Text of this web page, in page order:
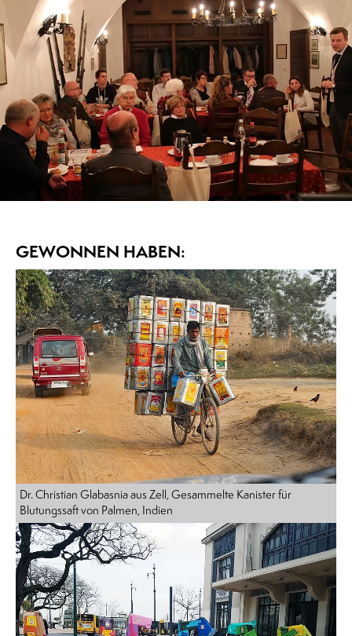
GEWONNEN HABEN:
Dr. Christian Glabasnia aus Zell, Gesammelte Kanister für
Blutungssaft von Palmen, Indien